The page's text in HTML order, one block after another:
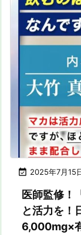
 2025年7月15
医師監修！
と活力を！
6,000mg×